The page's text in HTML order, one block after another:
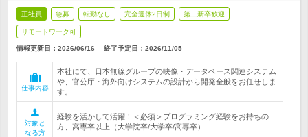
正社員 急募 転勤なし 完全週休2日制 第二新卒歓迎
リモートワーク可
情報更新日：2026/06/16 終了予定日： 2026/11/05
仕事内容
本社にて、日本無線グループの映像・データベース関連システム
や、官公庁・海外向けシステムの設計から開発全般をお任せしま
す。
対象と
なる方
経験を活かして活躍！＜必須＞プログラミング経験をお持ちの
方、高専卒以上（大学院卒/大学卒/高専卒）